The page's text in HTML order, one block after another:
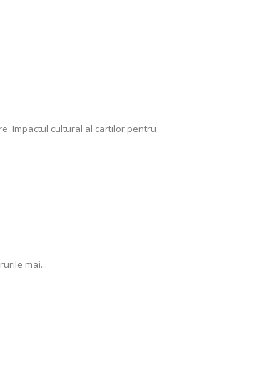
Impactul cultural al cartilor pentru
mai...